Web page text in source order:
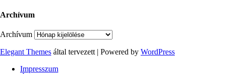
Archívum
Archívum
Elegant Themes által tervezett | Powered by WordPress
Impresszum